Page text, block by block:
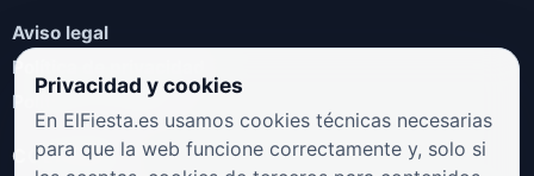
Aviso legal
Política de privacidad
Política de cookies
COLABORA
Privacidad y cookies
En ElFiesta.es usamos cookies técnicas necesarias
para que la web funcione correctamente y, solo si